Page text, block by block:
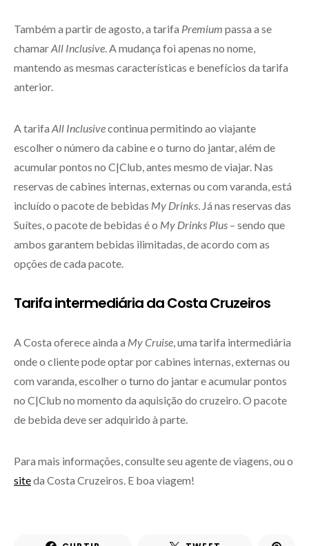
Também a partir de agosto, a tarifa Premium passa a se
chamarAll Inclusive . A mudança foi apenas no nome,
mantendo as mesmas características e benefícios da tarifa
anterior.
A tarifa All Inclusivecontinua permitindo ao viajante
escolher o número da cabine e o turno do jantar, além de
acumular pontos no C|Club, antes mesmo de viajar. Nas
reservas de cabines internas, externas ou com varanda, está
incluído o pacote de bebidas My Drinks . Já nas reservas das
Suítes, o pacote de bebidas é o My Drinks Plus – sendo que
ambos garantem bebidas ilimitadas, de acordo com as
opções de cada pacote.
Tarifa intermediária da Costa Cruzeiros
A Costa oferece ainda a My Cruise , uma tarifa intermediária
onde o cliente pode optar por cabines internas, externas ou
com varanda, escolher o turno do jantar e acumular pontos
no C|Club no momento da aquisição do cruzeiro. O pacote
de bebida deve ser adquirido à parte.
Para mais informações, consulte seu agente de viagens, ou o
siteda Costa Cruzeiros. E boa viagem!